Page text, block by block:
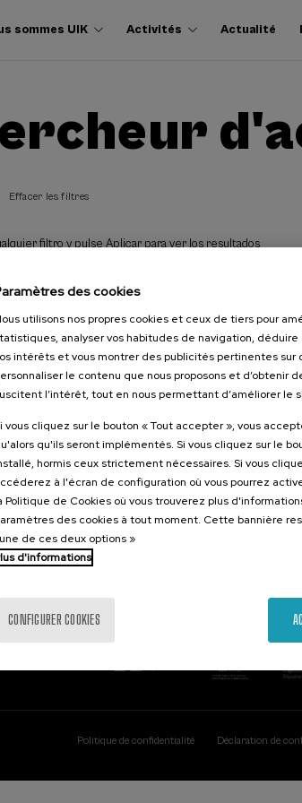
sommes UIK Activités Actualité
Effacer les filtres
filtro y pulse Aplicar para ver los resultados
Contact
20007 Donostia / San Sebastián
Contactez-nous!
Politique de confidentialité Déclaration de
des cookies
utilisons nos propres cookies et ceux de tiers pour
analyser vos habitudes de navigation,
intérêts et vous montrer des publicités pertinentes sur
le contenu que nous proposons et d’obtenir
l’intérêt, tout en nous permettant d’améliorer le
vous cliquez sur le bouton « Tout accepter », vous
qu'ils seront implémentés. Si vous cliquez sur le
hormis ceux strictement nécessaires. Si vous
à l'écran de configuration où vous pourrez
Politique de Cookies où vous trouverez plus
des cookies à tout moment. Cette bannière
de ces deux options »
d'informations
CONFIGURER COOKIES